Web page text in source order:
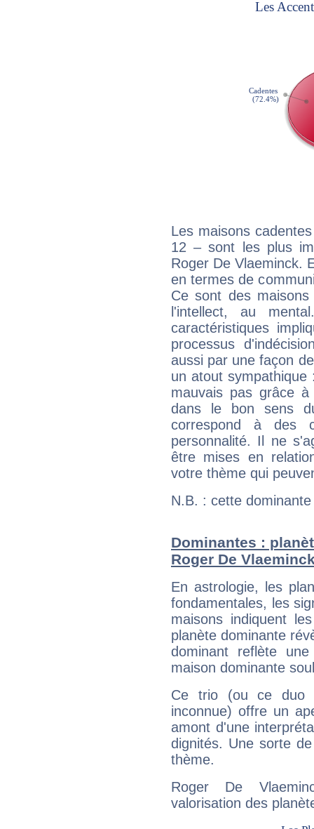
Les maisons
12 – sont les plus
Roger De Vlaeminck.
en termes de
Ce sont des
l'intellect, au
caractéristiques
processus
aussi par une façon
un atout
mauvais pas grâce
dans le bon sens
correspond à des
personnalité. Il ne
être mises en
votre thème qui
N.B. : cette
Dominantes :
Roger De
En astrologie, les
fondamentales, les
maisons indiquent
planète dominante
dominant reflète
maison dominante
Ce trio (ou ce duo
inconnue) offre un
amont d'une
dignités. Une sorte
thème.
Roger De
valorisation des